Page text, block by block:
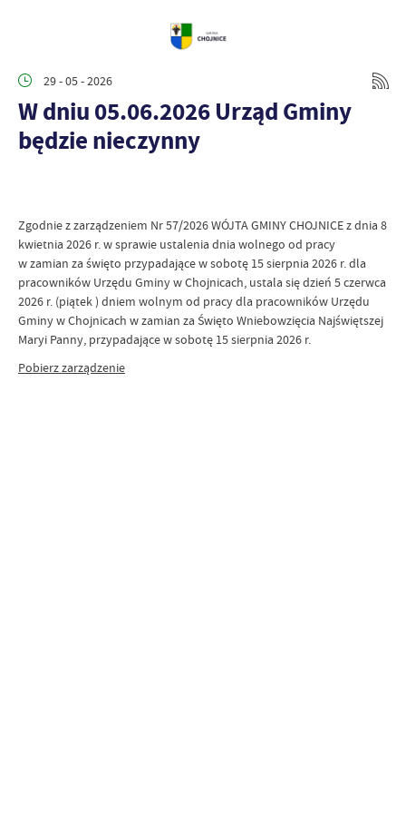
29 - 05 - 2026
W dniu 05.06.2026 Urząd Gminy
będzie nieczynny
Zgodnie z zarządzeniem Nr 57/2026 WÓJTA GMINY CHOJNICE z dnia 8
kwietnia 2026 r. w sprawie ustalenia dnia wolnego od pracy
w zamian za święto przypadające w sobotę 15 sierpnia 2026 r. dla
pracowników Urzędu Gminy w Chojnicach, ustala się dzień 5 czerwca
2026 r. (piątek ) dniem wolnym od pracy dla pracowników Urzędu
Gminy w Chojnicach w zamian za Święto Wniebowzięcia Najświętszej
Maryi Panny, przypadające w sobotę 15 sierpnia 2026 r.
Pobierz zarządzenie